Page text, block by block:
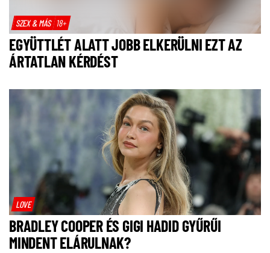
SZEX & MÁS 18+
EGYÜTTLÉT ALATT JOBB ELKERÜLNI EZT AZ
ÁRTATLAN KÉRDÉST
LOVE
BRADLEY COOPER ÉS GIGI HADID GYŰRŰI
MINDENT ELÁRULNAK?